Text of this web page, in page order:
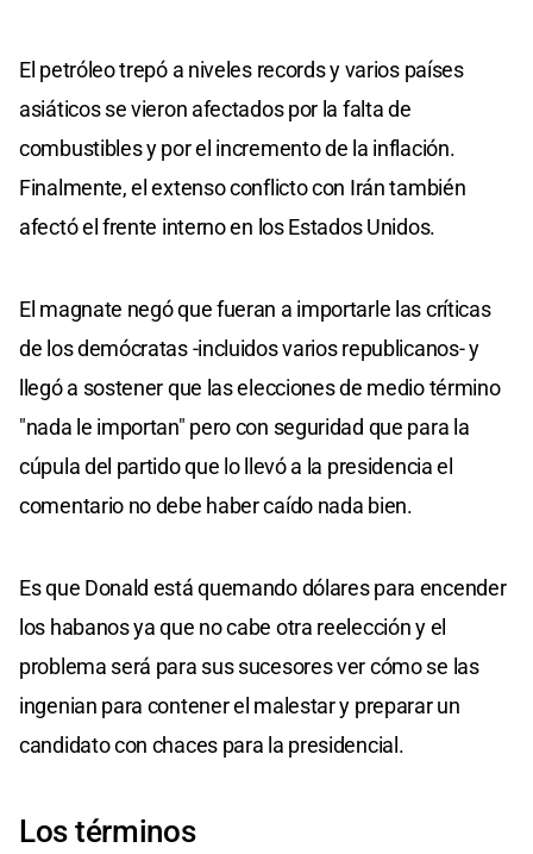
El petróleo trepó a niveles records y varios países
asiáticos se vieron afectados por la falta de
combustibles y por el incremento de la inflación.
Finalmente, el extenso conflicto con Irán también
afectó el frente interno en los Estados Unidos.
El magnate negó que fueran a importarle las críticas
de los demócratas -incluidos varios republicanos- y
llegó a sostener que las elecciones de medio término
"nada le importan" pero con seguridad que para la
cúpula del partido que lo llevó a la presidencia el
comentario no debe haber caído nada bien.
Es que Donald está quemando dólares para encender
los habanos ya que no cabe otra reelección y el
problema será para sus sucesores ver cómo se las
ingenian para contener el malestar y preparar un
candidato con chaces para la presidencial.
Los términos